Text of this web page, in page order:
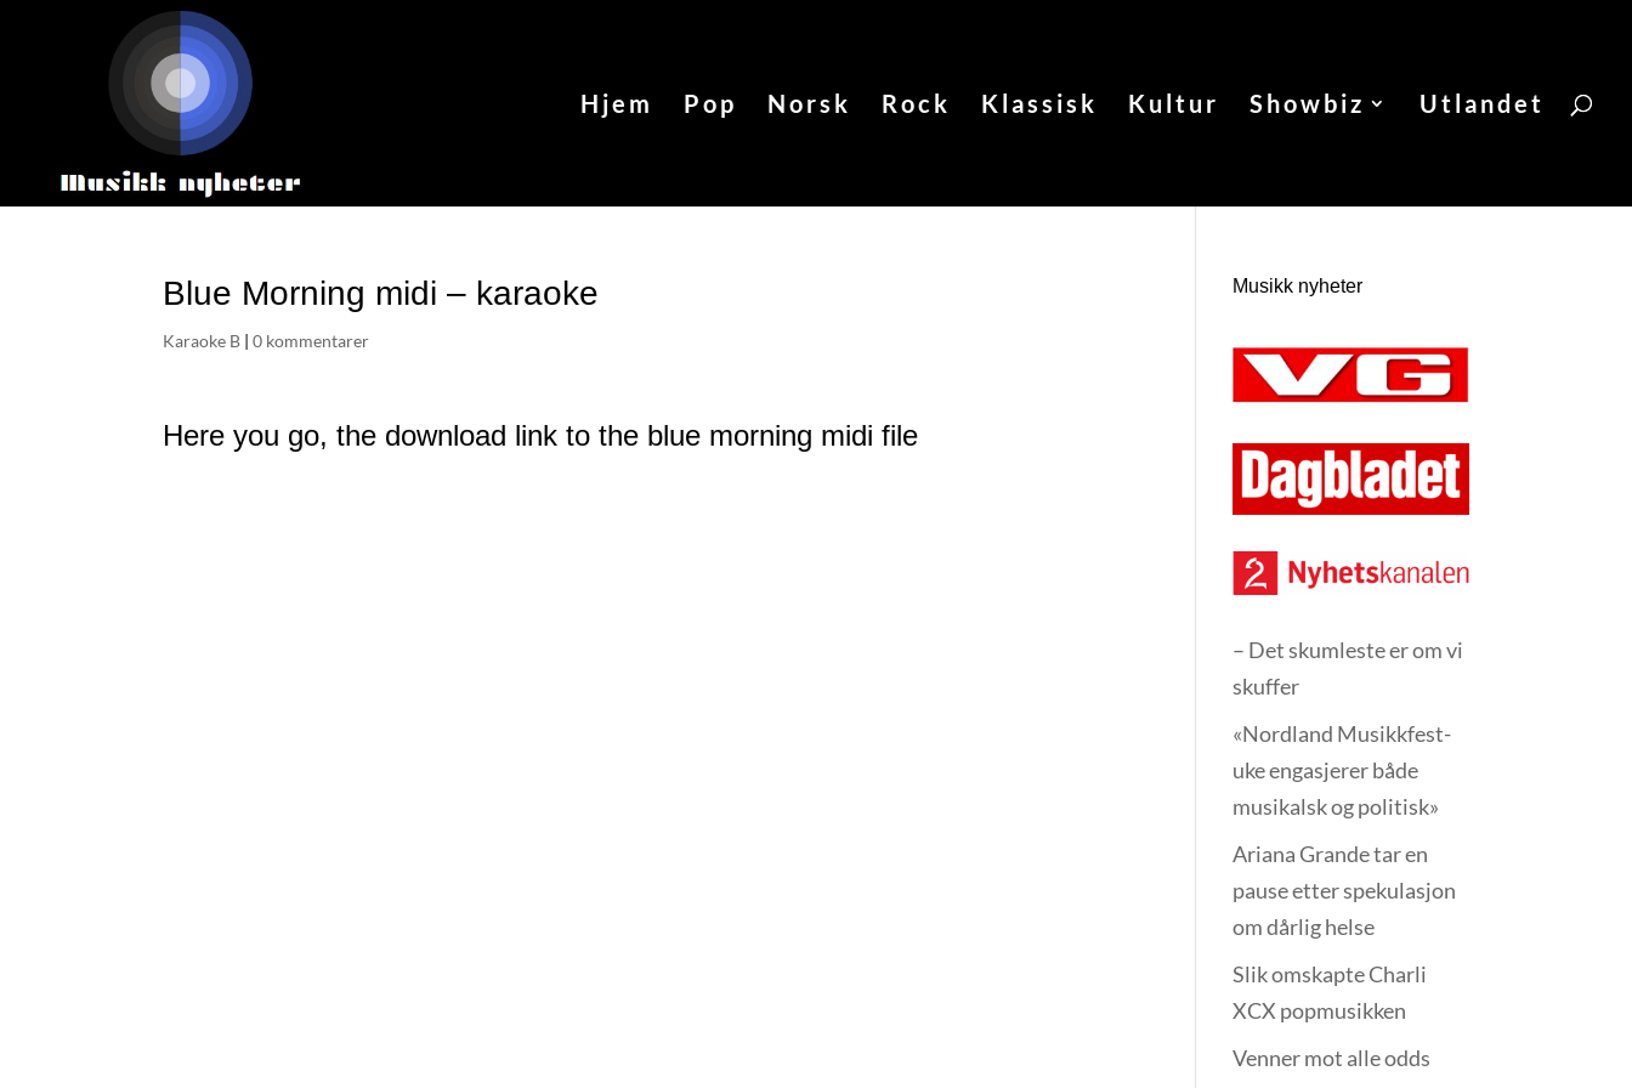
Hjem Pop Norsk Rock Klassisk Kultur Showbiz Utlandet
Blue Morning midi – karaoke
Karaoke B |0 kommentarer
Here you go, the download link to the blue morning midi file
Musikk nyheter
– Det skumleste er om vi
skuffer
«Nordland Musikkfest­
uke engasjerer både
musikalsk og politisk»
Ariana Grande tar en
pause etter spekulasjon
om dårlig helse
Slik omskapte Charli
XCX popmusikken
Venner mot alle odds